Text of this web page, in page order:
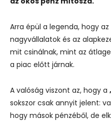
Arra épül a legenda, hogy
nagyvállalatok és az
mit csinálnak, mint az
a piac előtt járnak.
A valóság viszont az, hogy a
sokszor csak annyit jelent:
hogy mások pénzéből, de